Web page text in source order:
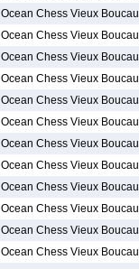
Ocean Chess Vieux Boucau
Ocean Chess Vieux Boucau
Ocean Chess Vieux Boucau
Ocean Chess Vieux Boucau
Ocean Chess Vieux Boucau
Ocean Chess Vieux Boucau
Ocean Chess Vieux Boucau
Ocean Chess Vieux Boucau
Ocean Chess Vieux Boucau
Ocean Chess Vieux Boucau
Ocean Chess Vieux Boucau
Ocean Chess Vieux Boucau